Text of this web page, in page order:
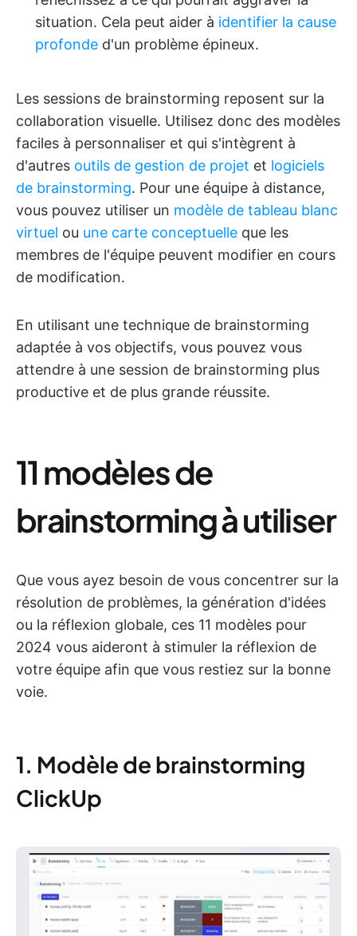
situation. Cela peut aider à identifier la cause
profonde d'un problème épineux.
Les sessions de brainstorming reposent sur la
collaboration visuelle. Utilisez donc des modèles
faciles à personnaliser et qui s'intègrent à
d'autres outils de gestion de projet et logiciels
de brainstorming. Pour une équipe à distance,
vous pouvez utiliser un modèle de tableau blanc
virtuel ou une carte conceptuelle que les
membres de l'équipe peuvent modifier en cours
de modification.
En utilisant une technique de brainstorming
adaptée à vos objectifs, vous pouvez vous
attendre à une session de brainstorming plus
productive et de plus grande réussite.
11 modèles de
brainstorming à utiliser
Que vous ayez besoin de vous concentrer sur la
résolution de problèmes, la génération d'idées
ou la réflexion globale, ces 11 modèles pour
2024 vous aideront à stimuler la réflexion de
votre équipe afin que vous restiez sur la bonne
voie.
1. Modèle de brainstorming
ClickUp